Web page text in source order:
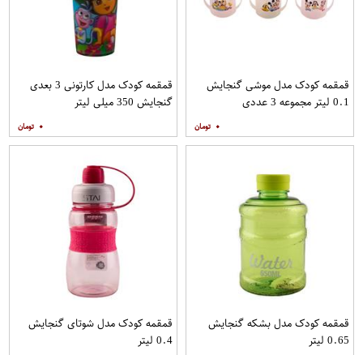
قمقمه کودک مدل موشی گنجایش
0.1 لیتر مجموعه 3 عددی
۰
قمقمه کودک مدل کارتونی 3 بعدی
گنجایش 350 میلی لیتر
۰
قمقمه کودک مدل بشکه گنجایش
0.65 لیتر
قمقمه کودک مدل شوتای گنجایش
0.4 لیتر